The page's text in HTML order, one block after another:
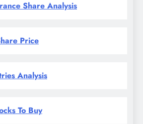
Share Analysis
Price
Analysis
To Buy